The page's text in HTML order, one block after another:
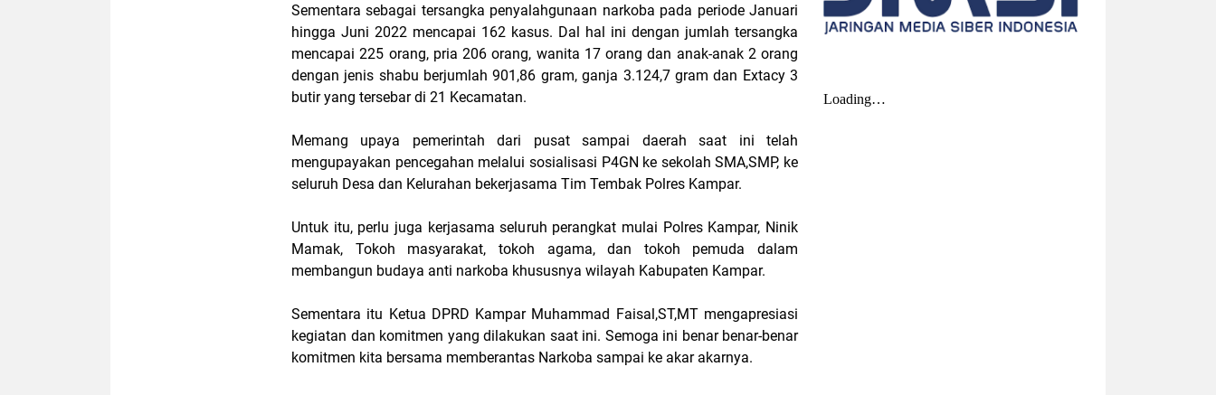
Sementara sebagai tersangka penyalahgunaan narkoba pada periode Januari
hingga Juni 2022 mencapai 162 kasus. Dal hal ini dengan jumlah tersangka
mencapai 225 orang, pria 206 orang, wanita 17 orang dan anak-anak 2 orang
dengan jenis shabu berjumlah 901,86 gram, ganja 3.124,7 gram dan Extacy 3
butir yang tersebar di 21 Kecamatan.
Memang upaya pemerintah dari pusat sampai daerah saat ini telah
mengupayakan pencegahan melalui sosialisasi P4GN ke sekolah SMA,SMP, ke
seluruh Desa dan Kelurahan bekerjasama Tim Tembak Polres Kampar.
Untuk itu, perlu juga kerjasama seluruh perangkat mulai Polres Kampar, Ninik
Mamak, Tokoh masyarakat, tokoh agama, dan tokoh pemuda dalam
membangun budaya anti narkoba khususnya wilayah Kabupaten Kampar.
Sementara itu Ketua DPRD Kampar Muhammad Faisal,ST,MT mengapresiasi
kegiatan dan komitmen yang dilakukan saat ini. Semoga ini benar benar-benar
komitmen kita bersama memberantas Narkoba sampai ke akar akarnya.
Univar Solutions Mengapresiasi
DOWNERS GROVE, Illinois, Aug. 01, 2026